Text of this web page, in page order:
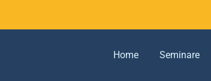
Home Seminare